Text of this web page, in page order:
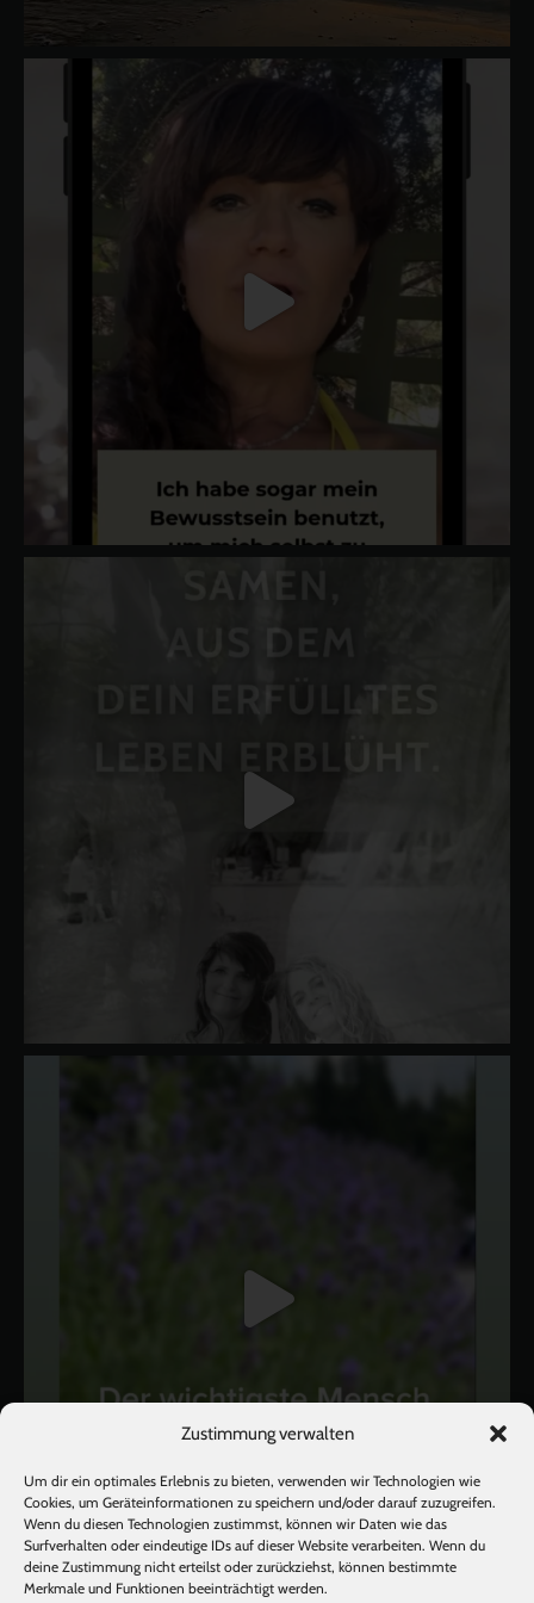
Zustimmung verwalten
Um dir ein optimales Erlebnis zu bieten, verwenden wir Technologien wie
Cookies, um Geräteinformationen zu speichern und/oder darauf zuzugreifen.
Wenn du diesen Technologien zustimmst, können wir Daten wie das
Surfverhalten oder eindeutige IDs auf dieser Website verarbeiten. Wenn du
deine Zustimmung nicht erteilst oder zurückziehst, können bestimmte
Merkmale und Funktionen beeinträchtigt werden.
Mehr laden Auf Instagram folgen